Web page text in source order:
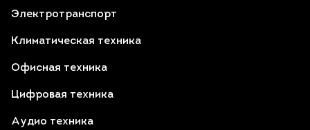
Электротранспорт
Климатическая техника
Офисная техника
Цифровая техника
Аудио техника